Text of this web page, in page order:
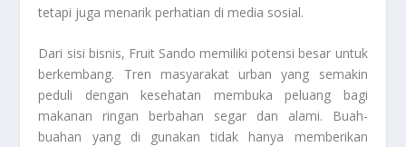
tetapi juga menarik perhatian di media sosial.
Dari sisi bisnis, Fruit Sando memiliki potensi besar untuk
berkembang. Tren masyarakat urban yang semakin
peduli dengan kesehatan membuka peluang bagi
makanan ringan berbahan segar dan alami. Buah-
buahan yang di gunakan tidak hanya memberikan